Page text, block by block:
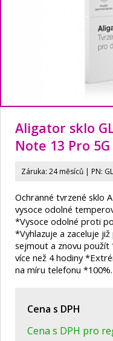
Aligator sklo
Note 13 Pro 5G
Záruka: 24 měsíců | PN:
Ochranné tvrzené sklo
vysoce odolné
*Vysoce odolné proti
*Vyhlazuje a zaceluje
sejmout a znovu použít
více než 4 hodiny
na míru telefonu
Cena s DPH
Cena s DPH pro